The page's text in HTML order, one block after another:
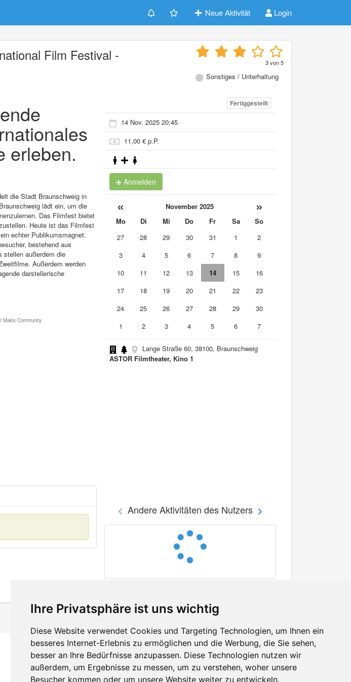
Ihre Privatsphäre ist uns wichtig
Diese Website verwendet Cookies und Targeting Technologien, um Ihnen ein
besseres Internet-Erlebnis zu ermöglichen und die Werbung, die Sie sehen,
besser an Ihre Bedürfnisse anzupassen. Diese Technologien nutzen wir
außerdem, um Ergebnisse zu messen, um zu verstehen, woher unsere
Besucher kommen oder um unsere Website weiter zu entwickeln.
Neue Aktivität Login
Film Festival - 3von5
Sonstiges / Unterhaltung
erleben.
die Stadt Braunschweig in
lädt ein, um die
Das Filmfest bietet
Heute ist das Filmfest
echter Publikumsmagnet.
bestehend aus
stellen außerdem die
Außerdem werden
darstellerische
Makis Community.
Fertiggestellt
14 Nov. 2025 20:45
11,00 € p.P.
Anmelden
« November 2025 »
Mo Di Mi Do Fr Sa
So
27
28 29 30 31 1
2
3
4 5 6 7 8
9
10
11 12 13 14 15
16
17
18 19 20 21 22
23
24
25 26 27 28 29
30
1
2 3 4 5 6 7
Lange Straße 60, 38100, Braunschweig
ASTOR Filmtheater, Kino 1
Andere Aktivitäten des Nutzers
Kontakt
Feedback
Fehler melden
Facebook
Twitter
YouTube